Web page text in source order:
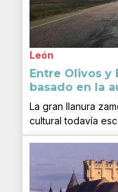
León
Entre Olivos y
basado en la
La gran llanura
cultural todavía